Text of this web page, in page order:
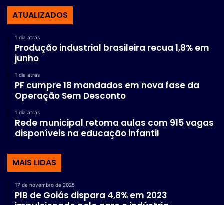
ATUALIZADOS
1 dia atrás
Produção industrial brasileira recua 1,8% em
junho
1 dia atrás
PF cumpre 18 mandados em nova fase da
Operação Sem Desconto
1 dia atrás
Rede municipal retoma aulas com 915 vagas
disponíveis na educação infantil
MAIS LIDAS
17 de novembro de 2025
PIB de Goiás dispara 4,8% em 2023